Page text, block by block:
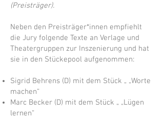
(Preisträger).
Neben den Preisträger*innen empfiehlt
die Jury folgende Texte an Verlage und
Theatergruppen zur Inszenierung und hat
sie in den Stückepool aufgenommen:
Sigrid Behrens (D) mit dem Stück „ „Worte
machen“
Marc Becker (D) mit dem Stück „ „Lügen
lernen“